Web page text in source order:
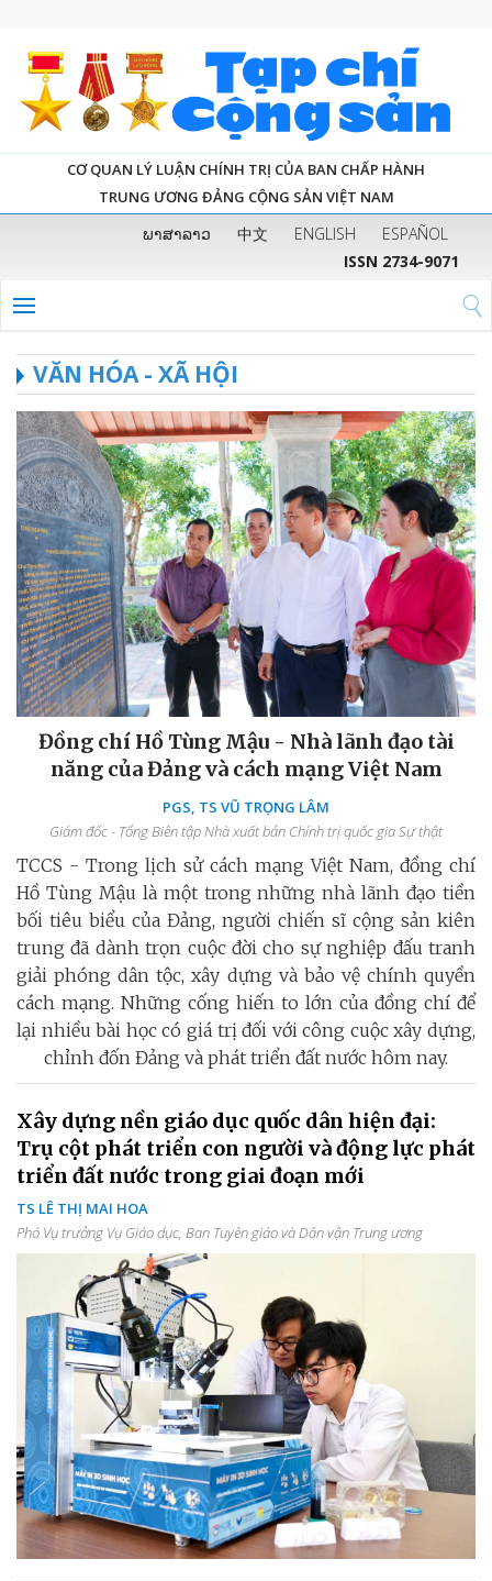
CƠ QUAN LÝ LUẬN CHÍNH TRỊ CỦA BAN CHẤP HÀNH
TRUNG ƯƠNG ĐẢNG CỘNG SẢN VIỆT NAM
ພາສາລາວ 中文 ENGLISH
ESPAÑOL
ISSN 2734-9071
VĂN HÓA - XÃ HỘI
Đồng chí Hồ Tùng Mậu - Nhà lãnh đạo tài
năng của Đảng và cách mạng Việt Nam
PGS, TS VŨ TRỌNG LÂM
Giám đốc - Tổng Biên tập Nhà xuất bản Chính trị quốc gia Sự thật
TCCS - Trong lịch sử cách mạng Việt Nam, đồng chí
Hồ Tùng Mậu là một trong những nhà lãnh đạo tiền
bối tiêu biểu của Đảng, người chiến sĩ cộng sản kiên
trung đã dành trọn cuộc đời cho sự nghiệp đấu tranh
giải phóng dân tộc, xây dựng và bảo vệ chính quyền
cách mạng. Những cống hiến to lớn của đồng chí để
lại nhiều bài học có giá trị đối với công cuộc xây dựng,
chỉnh đốn Đảng và phát triển đất nước hôm nay.
Xây dựng nền giáo dục quốc dân hiện đại:
Trụ cột phát triển con người và động lực phát
triển đất nước trong giai đoạn mới
TS LÊ THỊ MAI HOA
Phó Vụ trưởng Vụ Giáo dục, Ban Tuyên giáo và Dân vận Trung ương